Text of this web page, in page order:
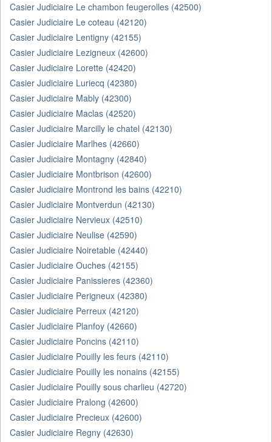
Casier Judiciaire Le chambon feugerolles (42500)
Casier Judiciaire Le coteau (42120)
Casier Judiciaire Lentigny (42155)
Casier Judiciaire Lezigneux (42600)
Casier Judiciaire Lorette (42420)
Casier Judiciaire Luriecq (42380)
Casier Judiciaire Mably (42300)
Casier Judiciaire Maclas (42520)
Casier Judiciaire Marcilly le chatel (42130)
Casier Judiciaire Marlhes (42660)
Casier Judiciaire Montagny (42840)
Casier Judiciaire Montbrison (42600)
Casier Judiciaire Montrond les bains (42210)
Casier Judiciaire Montverdun (42130)
Casier Judiciaire Nervieux (42510)
Casier Judiciaire Neulise (42590)
Casier Judiciaire Noiretable (42440)
Casier Judiciaire Ouches (42155)
Casier Judiciaire Panissieres (42360)
Casier Judiciaire Perigneux (42380)
Casier Judiciaire Perreux (42120)
Casier Judiciaire Planfoy (42660)
Casier Judiciaire Poncins (42110)
Casier Judiciaire Pouilly les feurs (42110)
Casier Judiciaire Pouilly les nonains (42155)
Casier Judiciaire Pouilly sous charlieu (42720)
Casier Judiciaire Pralong (42600)
Casier Judiciaire Precieux (42600)
Casier Judiciaire Regny (42630)